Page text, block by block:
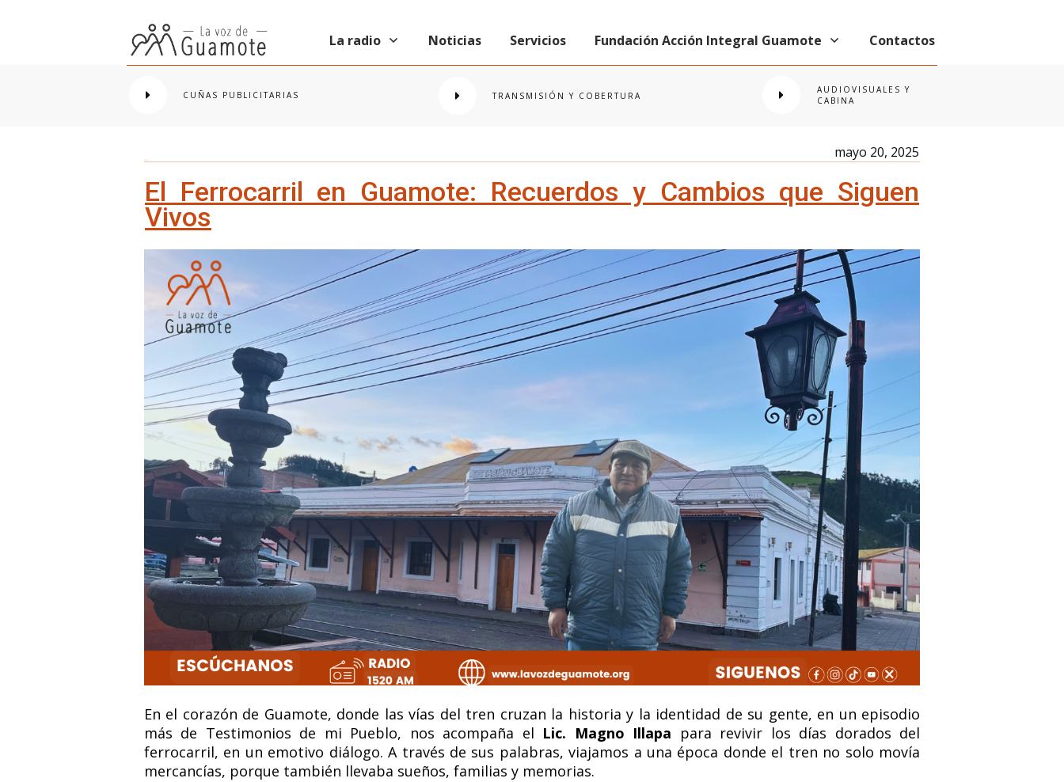
La radio Noticias Servicios Fundación Acción Integral Guamote Contactos
CUÑAS PUBLICITARIAS TRANSMISIÓN Y COBERTURA
AUDIOVISUALES Y
CABINA
mayo 20, 2025
El Ferrocarril en Guamote: Recuerdos y Cambios que Siguen
Vivos
En el corazón de Guamote, donde las vías del tren cruzan la historia y la identidad de su gente, en un episodio
más de Testimonios de mi Pueblo, nos acompaña el Lic. Magno Illapa para revivir los días dorados del
ferrocarril, en un emotivo diálogo. A través de sus palabras, viajamos a una época donde el tren no solo movía
mercancías, porque también llevaba sueños, familias y memorias.